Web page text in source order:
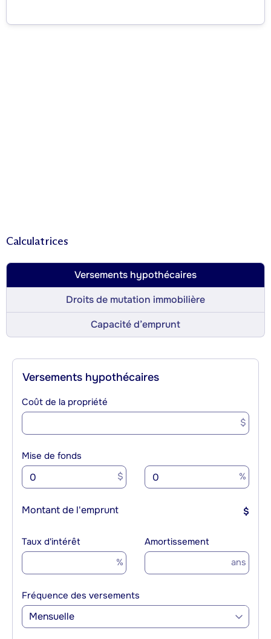
Calculatrices
Versements hypothécaires
Droits de mutation immobilière
Capacité d’emprunt
Versements hypothécaires
Coût de la propriété
$
Mise de fonds
$ %
Montant de l'emprunt $
Taux d'intérêt
%
Amortissement
ans
Fréquence des versements
Mensuelle